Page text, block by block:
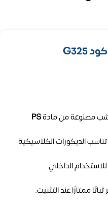
مصنوعة من مادةPS
الديكورات الكلاسيكية
الداخلي
ممتازًا عند التثبيت.